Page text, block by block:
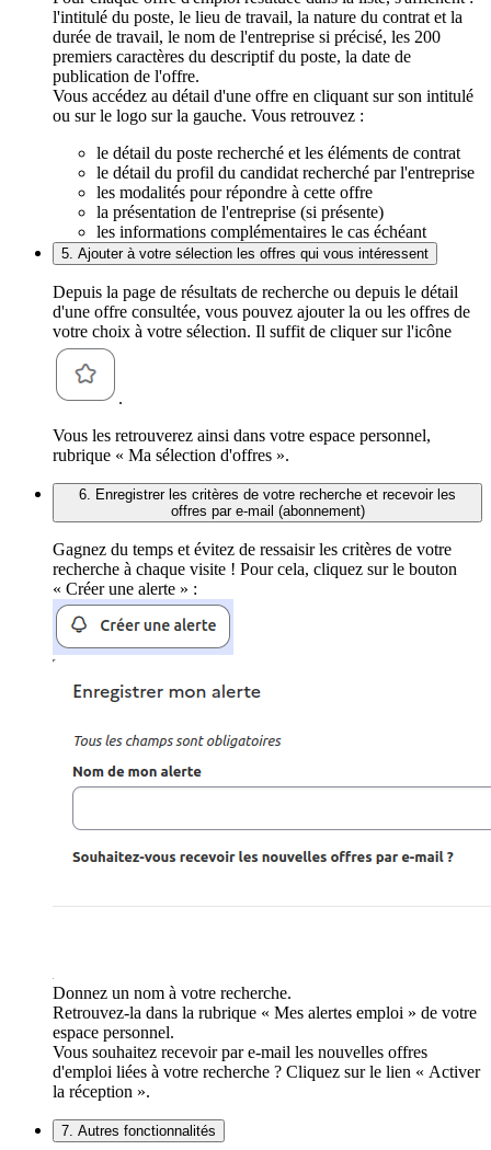
l'intitulé du poste, le lieu de travail, la nature du contrat et la
durée de travail, le nom de l'entreprise si précisé, les 200
premiers caractères du descriptif du poste, la date de
publication de l'offre.
Vous accédez au détail d'une offre en cliquant sur son intitulé
ou sur le logo sur la gauche. Vous retrouvez :
le détail du poste recherché et les éléments de contrat
le détail du profil du candidat recherché par l'entreprise
les modalités pour répondre à cette offre
la présentation de l'entreprise (si présente)
les informations complémentaires le cas échéant
5. Ajouter à votre sélection les offres qui vous intéressent
Depuis la page de résultats de recherche ou depuis le détail
d'une offre consultée, vous pouvez ajouter la ou les offres de
votre choix à votre sélection. Il suffit de cliquer sur l'icône
.
Vous les retrouverez ainsi dans votre espace personnel,
rubrique « Ma sélection d'offres ».
6. Enregistrer les critères de votre recherche et recevoir les
offres par e-mail (abonnement)
Gagnez du temps et évitez de ressaisir les critères de votre
recherche à chaque visite ! Pour cela, cliquez sur le bouton
« Créer une alerte » :
Donnez un nom à votre recherche.
Retrouvez-la dans la rubrique « Mes alertes emploi » de votre
espace personnel.
Vous souhaitez recevoir par e-mail les nouvelles offres
d'emploi liées à votre recherche ? Cliquez sur le lien « Activer
la réception ».
7. Autres fonctionnalités